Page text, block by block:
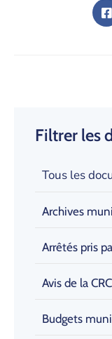
Filtrer les
Tous les
Archives
Arrêtés pris
Avis de la CRC
Budgets